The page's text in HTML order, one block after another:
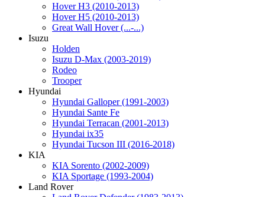
Hover H3 (2010-2013)
Hover H5 (2010-2013)
Great Wall Hover (...-...)
Isuzu
Holden
Isuzu D-Max (2003-2019)
Rodeo
Trooper
Hyundai
Hyundai Galloper (1991-2003)
Hyundai Sante Fe
Hyundai Terracan (2001-2013)
Hyundai ix35
Hyundai Tucson III (2016-2018)
KIA
KIA Sorento (2002-2009)
KIA Sportage (1993-2004)
Land Rover